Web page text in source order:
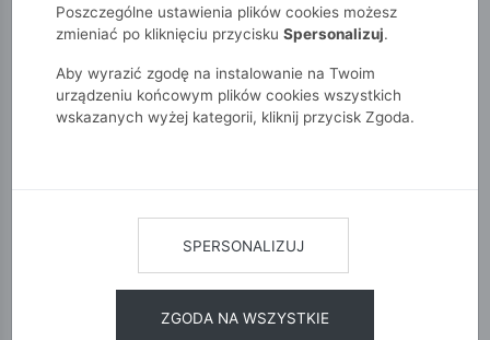
Poszczególne ustawienia plików cookies możesz
zmieniać po kliknięciu przycisku Spersonalizuj.
Aby wyrazić zgodę na instalowanie na Twoim
urządzeniu końcowym plików cookies wszystkich
wskazanych wyżej kategorii, kliknij przycisk Zgoda.
SPERSONALIZUJ
ZGODA NA WSZYSTKIE